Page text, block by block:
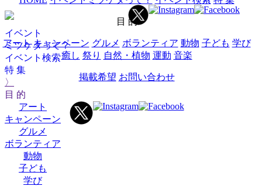
イベント
ミツケタって？
イベント検索
特 集
〉
目 的
アート
キャンペーン
グルメ
ボランティア
動物
子ども
学び
目 的
アート キャンペーン グルメ ボランティア 動物 子ども 学び
癒し 祭り 自然・植物 運動 音楽
掲載希望 お問い合わせ